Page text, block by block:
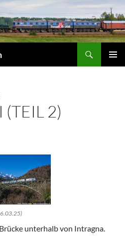
(TEIL 2)
unterhalb von Intragna.